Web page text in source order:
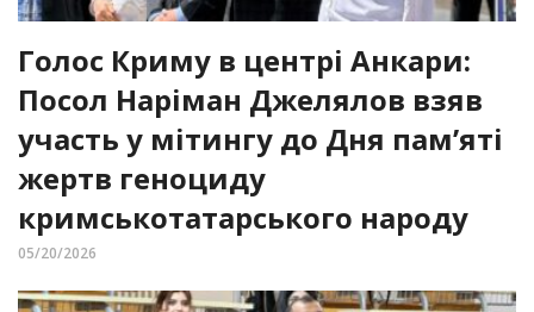
Голос Криму в центрі Анкари:
Посол Наріман Джелялов взяв
участь у мітингу до Дня пам’яті
жертв геноциду
кримськотатарського народу
05/20/2026